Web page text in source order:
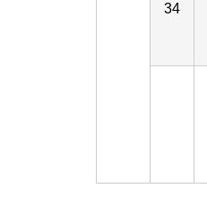
34